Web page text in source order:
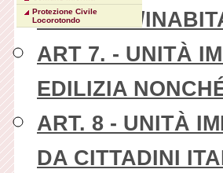
INAGIBILI/
ART 7. - UNITÀ
EDILIZIA
ART. 8 - UNITÀ
DA CITTADINI
Protezione Civile
Locorotondo